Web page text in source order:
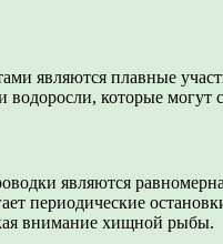
являются плавные
водоросли, которые
являются
периодические
внимание хищной рыбы.